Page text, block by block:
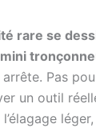
rare se
mini
Pas
un outil